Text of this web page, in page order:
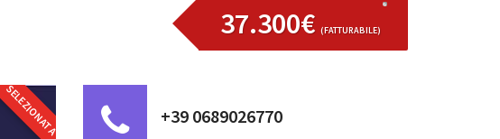
37.300€ (FATTURABILE)
SELEZIONATA +39 0689026770